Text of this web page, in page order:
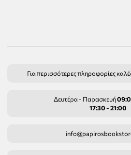
Για περισσότερες πληροφορίες
Δευτέρα - Παρασκευή
17:30 - 21:00